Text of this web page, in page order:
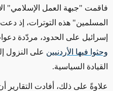
فاقمت "جبهة العمل الإسلامي"
المسلمين" هذه التوترات، إذ
إسرائيل على الحدود، مردّدة
وحثوا فيها الأردنيين على النزول
القيادة السياسية.
علاوةً على ذلك، أفادت التقارير